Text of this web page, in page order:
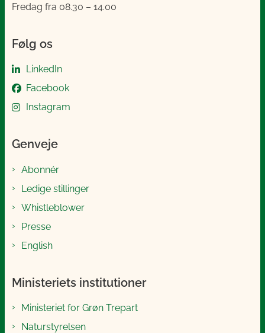
Fredag fra 08.30 – 14.00
Følg os
LinkedIn
Facebook
Instagram
Genveje
Abonnér
Ledige stillinger
Whistleblower
Presse
English
Ministeriets institutioner
Ministeriet for Grøn Trepart
Naturstyrelsen